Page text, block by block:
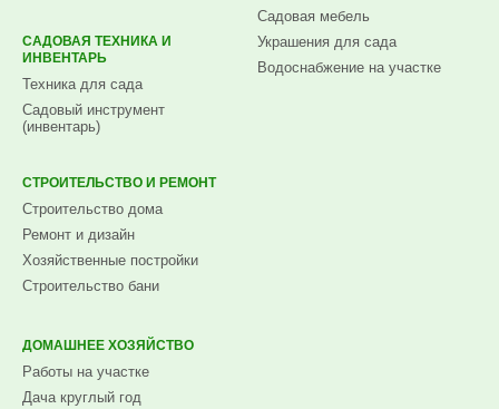
САДОВАЯ ТЕХНИКА И
ИНВЕНТАРЬ
Техника для сада
Садовый инструмент
(инвентарь)
Садовая мебель
Украшения для сада
Водоснабжение на участке
СТРОИТЕЛЬСТВО И РЕМОНТ
Строительство дома
Ремонт и дизайн
Хозяйственные постройки
Строительство бани
ДОМАШНЕЕ ХОЗЯЙСТВО
Работы на участке
Дача круглый год